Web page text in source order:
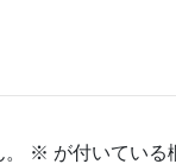
※ が付いている